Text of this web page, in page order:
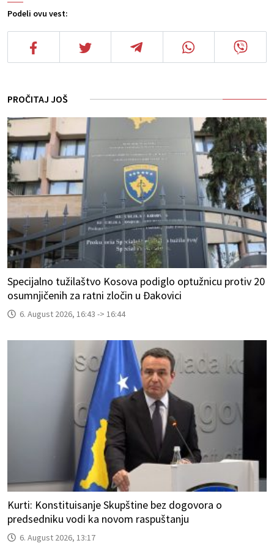
Podeli ovu vest:
PROČITAJ JOŠ
Specijalno tužilaštvo Kosova podiglo optužnicu protiv 20
osumnjičenih za ratni zločin u Đakovici
6. August 2026, 16:43 -> 16:44
Kurti: Konstituisanje Skupštine bez dogovora o
predsedniku vodi ka novom raspuštanju
6. August 2026, 13:17